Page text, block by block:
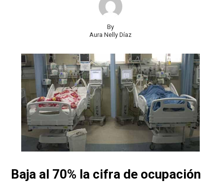
By
Aura Nelly Díaz
Baja al 70% la cifra de ocupación